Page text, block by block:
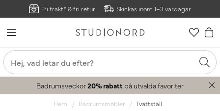
Fri frakt* & fri retur Skickas inom 1–3 vardagar
Badrumsveckor20% rabatt på utvalda favoriter
Hem Badrumsmöbler Tvättställ